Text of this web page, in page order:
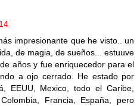
impresionante que he visto.. un
de magia, de sueños... estuuve
años y fue enriquecedor para el
a ojo cerrado. He estado por
EEUU, Mexico, todo el Caribe,
Francia, España, pero